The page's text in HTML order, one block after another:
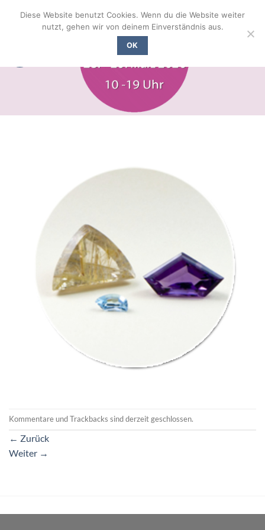
Inhalt
Kommentare und Trackbacks sind derzeit geschlossen.
← Zurück
Weiter →
Diese Website benutzt Cookies. Wenn du die Website weiter
nutzt, gehen wir von deinem Einverständnis aus.
OK